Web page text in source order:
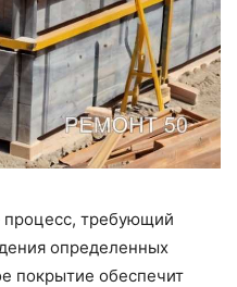
процесс, требующий
определенных
покрытие обеспечит